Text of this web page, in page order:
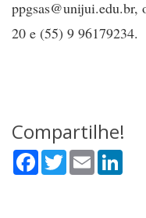
ppgsas@unijui.edu.br,
20 e (55) 9 96179234.
Compartilhe!
Facebook
TwitterEmail